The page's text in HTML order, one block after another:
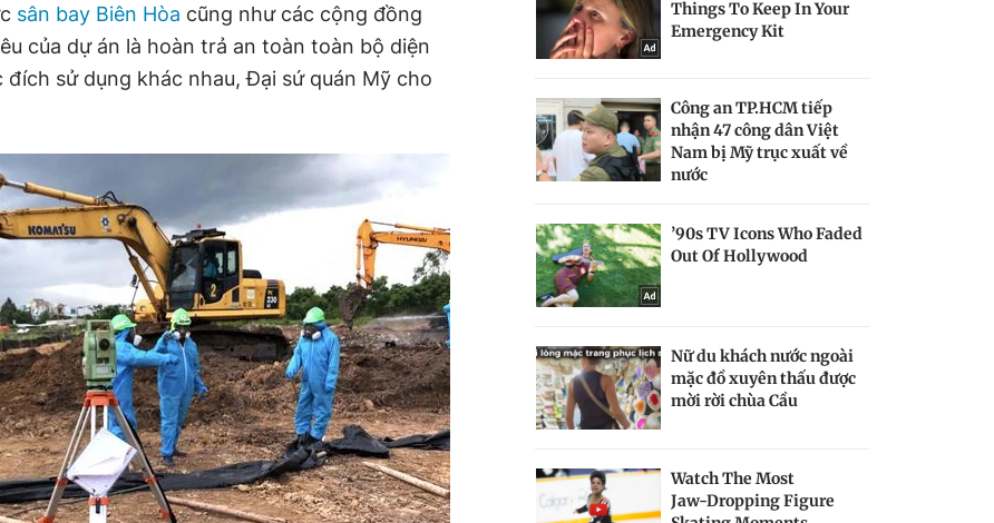
sân bay Biên Hòa cũng như các cộng đồng
của dự án là hoàn trả an toàn toàn bộ diện
sử dụng khác nhau, Đại sứ quán Mỹ cho